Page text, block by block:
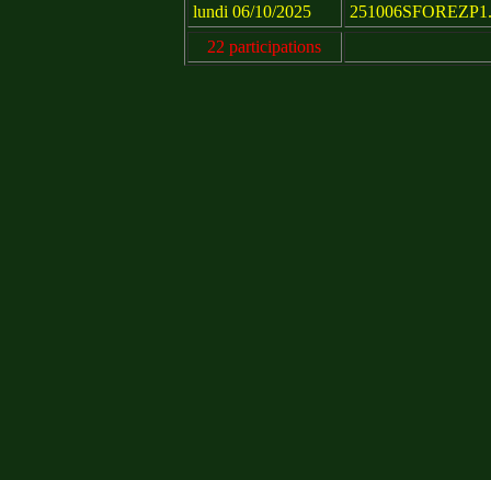
lundi 06/10/2025
22 participations